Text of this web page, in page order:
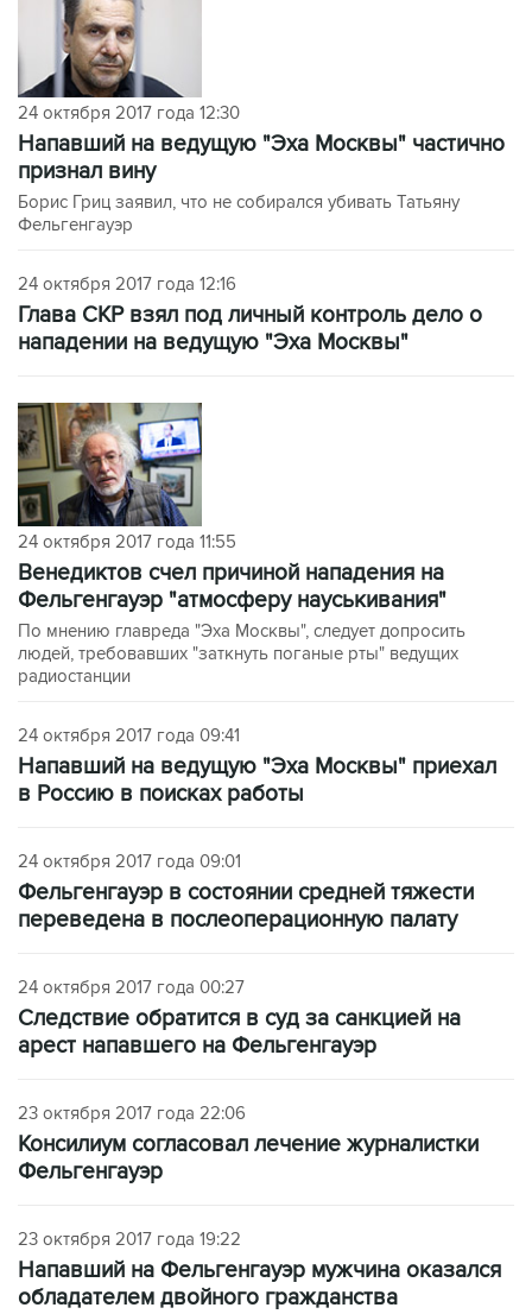
24 октября 2017 года 12:30
Напавший на ведущую "Эха Москвы" частично
признал вину
Борис Гриц заявил, что не собирался убивать Татьяну
Фельгенгауэр
24 октября 2017 года 12:16
Глава СКР взял под личный контроль дело о
нападении на ведущую "Эха Москвы"
24 октября 2017 года 11:55
Венедиктов счел причиной нападения на
Фельгенгауэр "атмосферу науськивания"
По мнению главреда "Эха Москвы", следует допросить
людей, требовавших "заткнуть поганые рты" ведущих
радиостанции
24 октября 2017 года 09:41
Напавший на ведущую "Эха Москвы" приехал
в Россию в поисках работы
24 октября 2017 года 09:01
Фельгенгауэр в состоянии средней тяжести
переведена в послеоперационную палату
24 октября 2017 года 00:27
Следствие обратится в суд за санкцией на
арест напавшего на Фельгенгауэр
23 октября 2017 года 22:06
Консилиум согласовал лечение журналистки
Фельгенгауэр
23 октября 2017 года 19:22
Напавший на Фельгенгауэр мужчина оказался
обладателем двойного гражданства